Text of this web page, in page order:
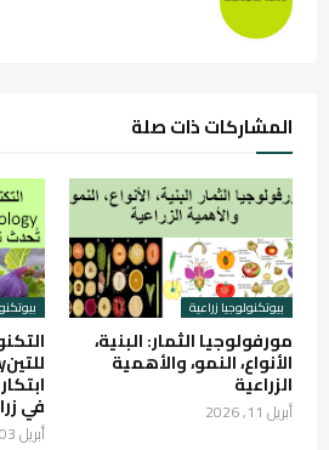
المشاركات ذات صلة
بيوتكنولوجيا زراعية
مورفولوجيا الثمار: البنية،
الأنواع، النمو، والأهمية
الزراعية
أبريل 11, 2026 في
أبريل 03, 2026